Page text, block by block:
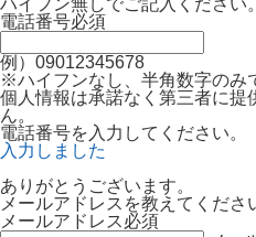
電話番号必須
例）09012345678
※ハイフンなし、半角数字のみ
個人情報は承諾なく第三者に提
ん。
電話番号を入力してください。
入力しました
ありがとうございます。
メールアドレスを教えてくださ
メールアドレス必須